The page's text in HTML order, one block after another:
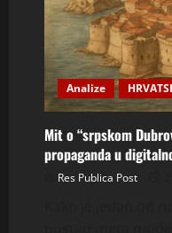
Analize
Mit o “srpskom
propaganda u
Res Publica Post